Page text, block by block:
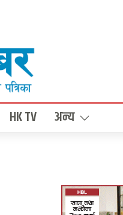
HK TV अन्य